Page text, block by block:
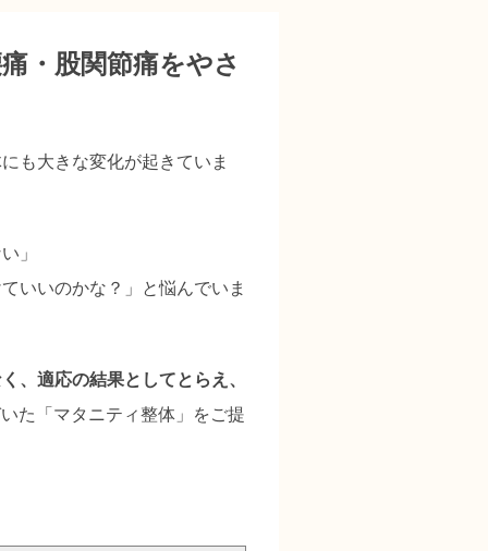
・股関節痛をやさ
も大きな変化が起きていま
」
いいのかな？」と悩んでいま
、適応の結果としてとらえ、
た「マタニティ整体」をご提